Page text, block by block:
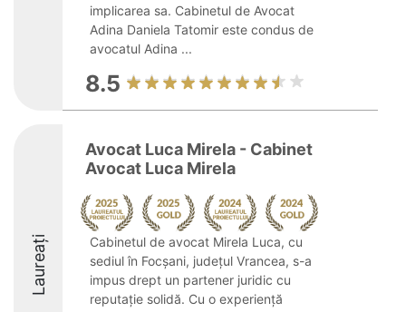
implicarea sa. Cabinetul de Avocat
Adina Daniela Tatomir este condus de
avocatul Adina ...
8.5
Laureați
Avocat Luca Mirela - Cabinet
Avocat Luca Mirela
Cabinetul de avocat Mirela Luca, cu
sediul în Focșani, județul Vrancea, s-a
impus drept un partener juridic cu
reputație solidă. Cu o experiență